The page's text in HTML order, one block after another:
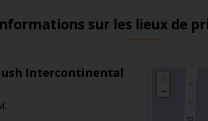
sur les lieux de
Intercontinental
−